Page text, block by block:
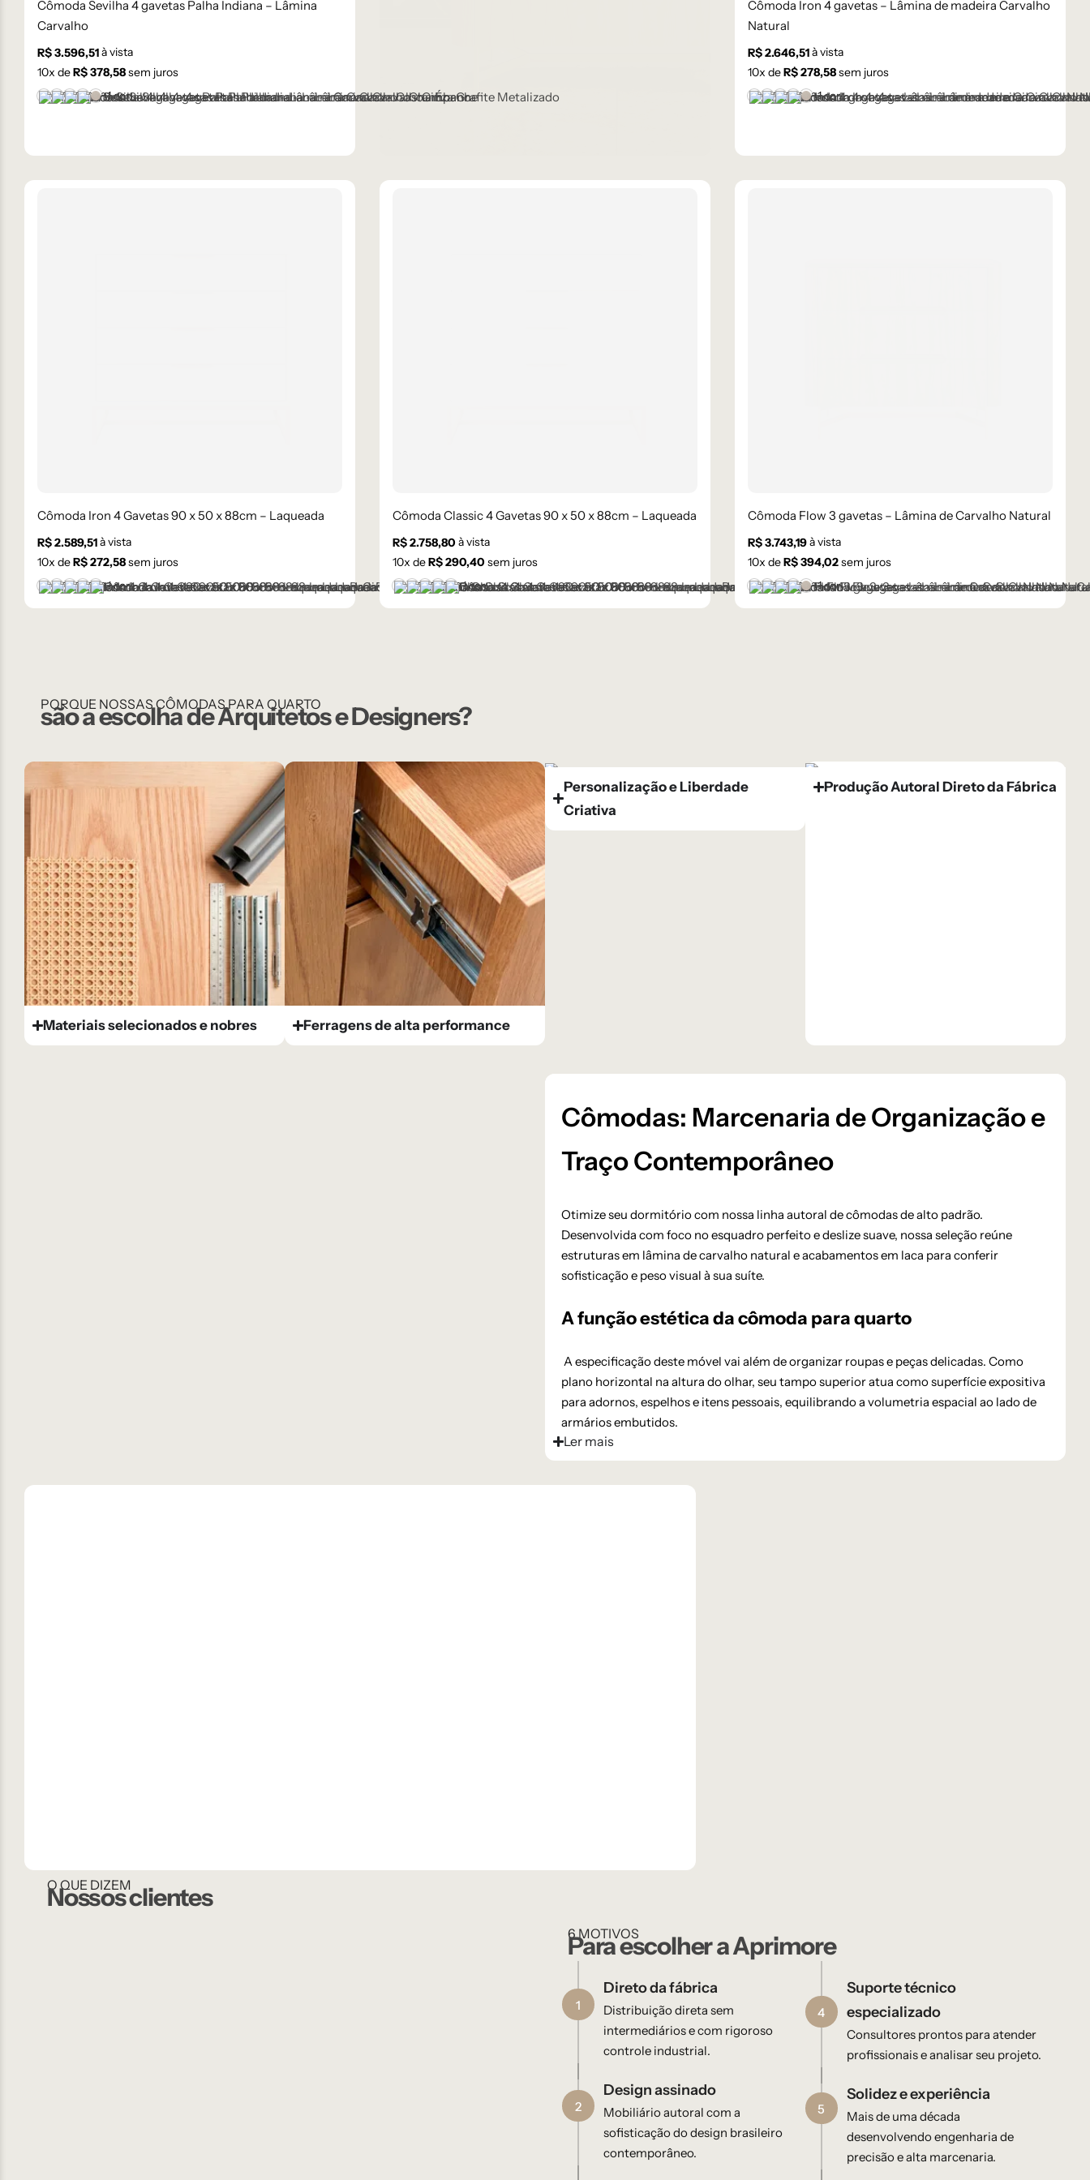
Cômoda Sevilha 4 gavetas Palha Indiana – Lâmina
Carvalho
R$3.596,51à vista
10x deR$378,58sem juros
Castanho
Champanhe
Cinza Grafite Metalizado
Ébano
Lâmina Frapê
+1 cor
Cômoda Iron 4 gavetas – Lâmina de madeira Carvalho
Natural
R$2.646,51à vista
10x deR$278,58sem juros
Castanho
Champanhe
Cinza Grafite Metalizado
Ébano
Lâmina Frapê
+1 cor
Cômoda Iron 4 Gavetas 90 x 50 x 88cm – Laqueada
R$2.589,51à vista
10x deR$272,58sem juros
Branco
Cinza Médio
Frapê
Mocha Mousse
Preto
+1 cor
Cômoda Classic 4 Gavetas 90 x 50 x 88cm – Laqueada
R$2.758,80 à vista
10x deR$290,40 sem juros
Branco
Cinza Médio
Frapê
Mocha Mousse
Preto
+1 cor
Cômoda Flow 3 gavetas – Lâmina de Carvalho Natural
R$3.743,19à vista
10x deR$394,02sem juros
Castanho
Champanhe
Cinza Grafite Metalizado
Ébano
Lâmina Frapê
+1 cor
PORQUE NOSSAS CÔMODAS PARA QUARTO
são a escolha de Arquitetos e Designers?
Materiais selecionados e nobres Ferragens de alta performance
Personalização e Liberdade
Criativa
Produção Autoral Direto da Fábrica
Cômodas: Marcenaria de Organização e
Traço Contemporâneo
Otimize seu dormitório com nossa linha autoral de cômodas de alto padrão.
Desenvolvida com foco no esquadro perfeito e deslize suave, nossa seleção reúne
estruturas em lâmina de carvalho natural e acabamentos em laca para conferir
sofisticação e peso visual à sua suíte.
A função estética da cômoda para quarto
A especificação deste móvel vai além de organizar roupas e peças delicadas. Como
plano horizontal na altura do olhar, seu tampo superior atua como superfície expositiva
para adornos, espelhos e itens pessoais, equilibrando a volumetria espacial ao lado de
armários embutidos.
Ler mais
O QUE DIZEM
Nossos clientes
6 MOTIVOS
Para escolher a Aprimore
1
Direto da fábrica
Distribuição direta sem
intermediários e com rigoroso
controle industrial.
2
Design assinado​
Mobiliário autoral com a
sofisticação do design brasileiro
contemporâneo.
4
Suporte técnico
especializado
Consultores prontos para atender
profissionais e analisar seu projeto.
5
Solidez e experiência
Mais de uma década
desenvolvendo engenharia de
precisão e alta marcenaria.